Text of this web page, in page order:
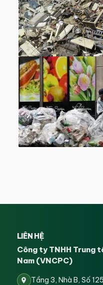
LIÊN HỆ
Công ty TNHH Trung
Nam (VNCPC)
Tầng 3, Nhà B, Số